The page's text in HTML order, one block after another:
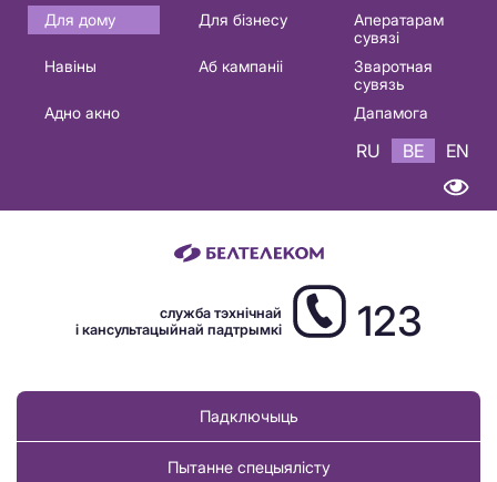
Основная
навигация
Для дому Для бізнесу
Аператарам
сувязі
Навіны
Аб кампаніі
Зваротная
сувязь
Адно акно
Дапамога
RU BE EN
служба тэхнічнай
і кансультацыйнай падтрымкі
123
Падключыць
Пытанне спецыялісту